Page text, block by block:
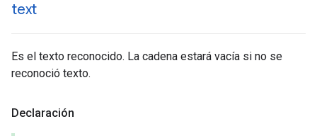
text
Es el texto reconocido. La cadena estará vacía si no se
reconoció texto.
Declaración